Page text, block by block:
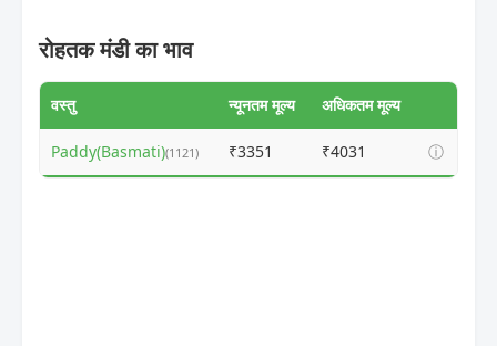
रोहतक मंडी का भाव
वस्तु न्यूनतम मूल्य अधिकतम मूल्य
Paddy(Basmati)(1121) ₹3351 ₹4031 ⓘ